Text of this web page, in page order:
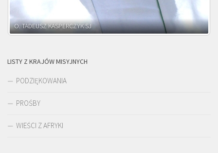
O. ADNRZEJ LEŚNIARA SJ
LISTY Z KRAJÓW MISYJNYCH
PODZIĘKOWANIA
PROŚBY
WIEŚCI Z AFRYKI